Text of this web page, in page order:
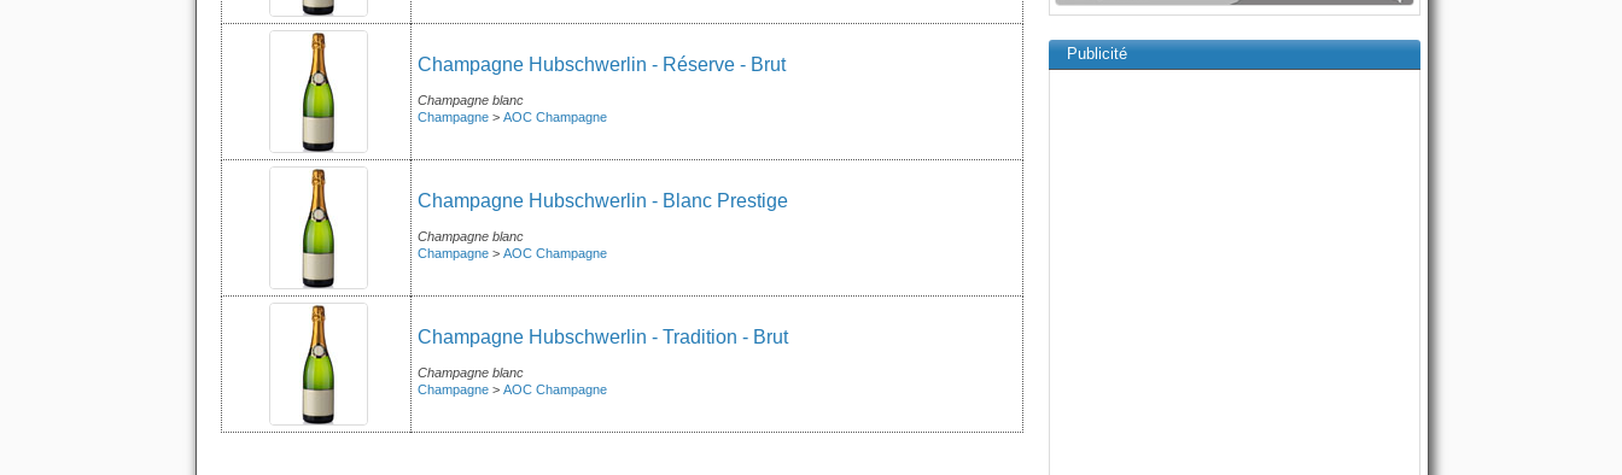
Champagne Hubschwerlin - Réserve - Brut
Champagne blanc
Champagne > AOC Champagne
Champagne Hubschwerlin - Blanc Prestige
Champagne blanc
Champagne > AOC Champagne
Champagne Hubschwerlin - Tradition - Brut
Champagne blanc
Champagne > AOC Champagne
Publicité